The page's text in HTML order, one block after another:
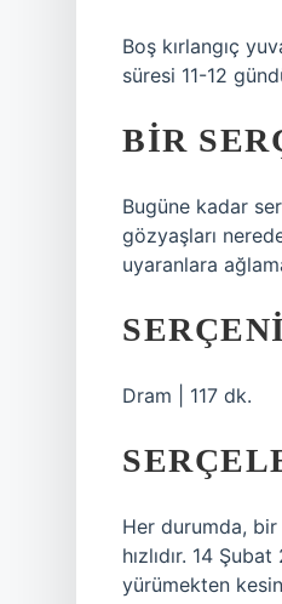
Boş kırlangıç
süresi 11-12
BIR
Bugüne kadar
gözyaşları
uyaranlara
Dram | 117 dk.
Her durumda,
hızlıdır. 14
yürümekten